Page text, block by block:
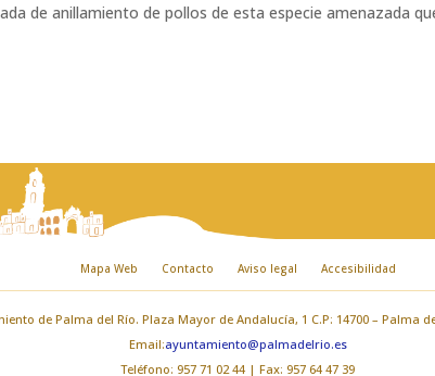
de anillamiento de pollos de esta especie amenazada
Mapa Web Contacto Aviso legal Accesibilidad
de Palma del Río. Plaza Mayor de Andalucía, 1 C.P: 14700 – Palma
Email:ayuntamiento@palmadelrio.es
Teléfono: 957 71 02 44 | Fax: 957 64 47 39